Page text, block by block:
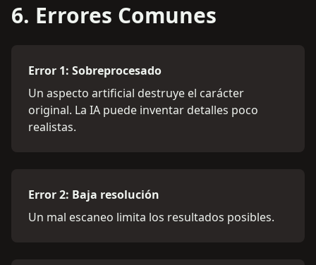
6. Errores Comunes
Error 1: Sobreprocesado
Un aspecto artificial destruye el carácter
original. La IA puede inventar detalles poco
realistas.
Error 2: Baja resolución
Un mal escaneo limita los resultados posibles.